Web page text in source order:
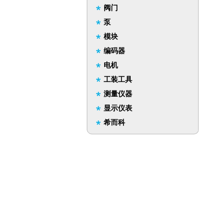
阀门
泵
模块
编码器
电机
工装工具
测量仪器
显示仪表
希而科